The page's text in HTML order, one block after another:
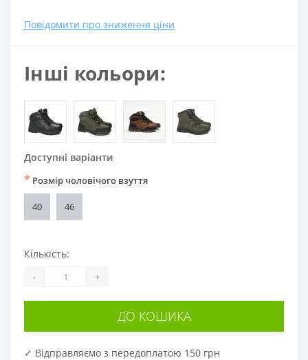
Повідомити про зниження ціни
Інші кольори:
Доступні варіанти
* Розмір чоловічого взуття
40 46
Кількість:
- +
ДО КОШИКА
✓ Відправляємо з передоплатою 150 грн